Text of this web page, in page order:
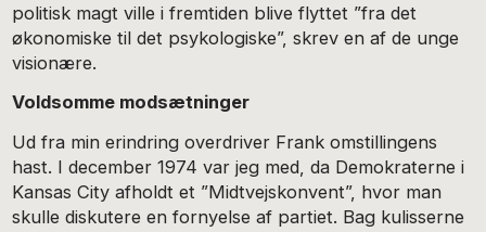
politisk magt ville i fremtiden blive flyttet ”fra det
økonomiske til det psykologiske”, skrev en af de unge
visionære.
Voldsomme modsætninger
Ud fra min erindring overdriver Frank omstillingens
hast. I december 1974 var jeg med, da Demokraterne i
Kansas City afholdt et ”Midtvejskonvent”, hvor man
skulle diskutere en fornyelse af partiet. Bag kulisserne